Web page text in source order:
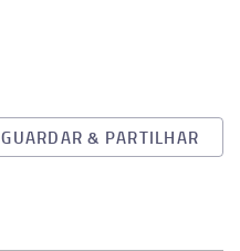
GUARDAR & PARTILHAR